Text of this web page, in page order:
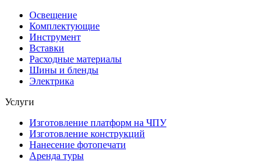
Освещение
Комплектующие
Инструмент
Вставки
Расходные материалы
Шины и бленды
Электрика
Услуги
Изготовление платформ на ЧПУ
Изготовление конструкций
Нанесение фотопечати
Аренда туры